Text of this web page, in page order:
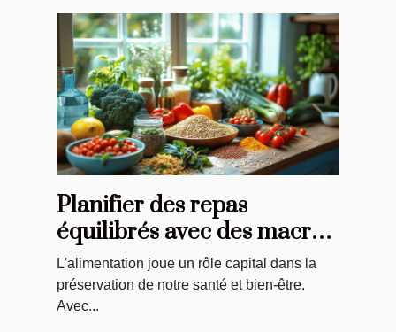
Planifier des repas
équilibrés avec des macros
pour débutants
L'alimentation joue un rôle capital dans la
préservation de notre santé et bien-être.
Avec...